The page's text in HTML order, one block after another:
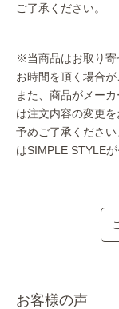
ご了承ください。
※当商品はお取り寄
お時間を頂く場合が
また、商品がメー
は注文内容の変更を
予めご了承くださ
はSIMPLE STYLE
お客様の声